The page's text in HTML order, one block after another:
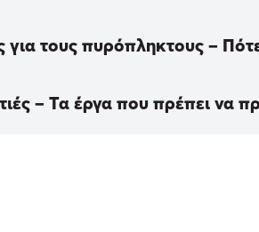
τους πυρόπληκτους –
– Τα έργα που πρέπει να